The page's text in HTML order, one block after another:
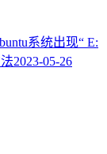
系统出现“ E:
2023-05-26